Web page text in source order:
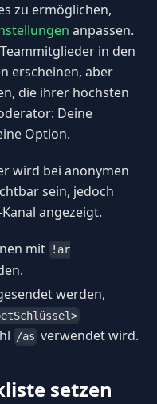
zu ermöglichen,
anpassen.
in den
erscheinen, aber
die ihrer höchsten
Deine
Option.
wird bei anonymen
sein, jedoch
angezeigt.
mit
!ar
werden,
/as verwendet wird.
setzen